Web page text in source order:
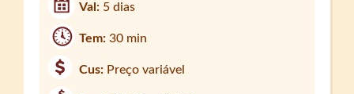
Val: 5 dias
Tem:30 min
Cus: Preço variável